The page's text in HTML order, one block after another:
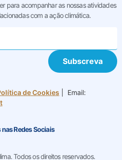
para acompanhar as nossasatividades
com a ação climática.
Subscreva
de Cookies | Email:
Redes Sociais
Todos os direitos reservados.